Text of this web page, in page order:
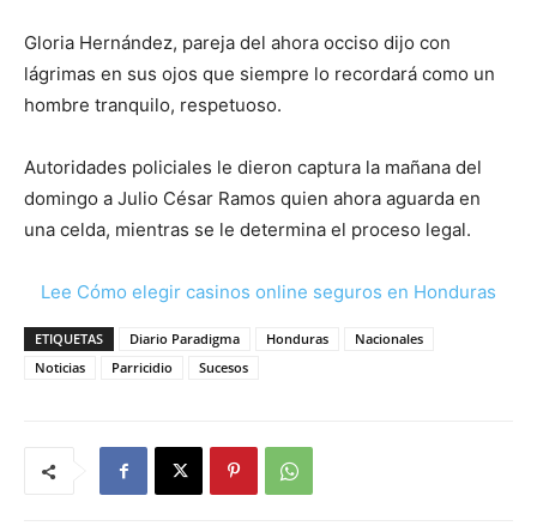
Gloria Hernández, pareja del ahora occiso dijo con
lágrimas en sus ojos que siempre lo recordará como un
hombre tranquilo, respetuoso.
Autoridades policiales le dieron captura la mañana del
domingo a Julio César Ramos quien ahora aguarda en
una celda, mientras se le determina el proceso legal.
Lee Cómo elegir casinos online seguros en Honduras
ETIQUETAS Diario Paradigma Honduras
Nacionales
Noticias
Parricidio Sucesos